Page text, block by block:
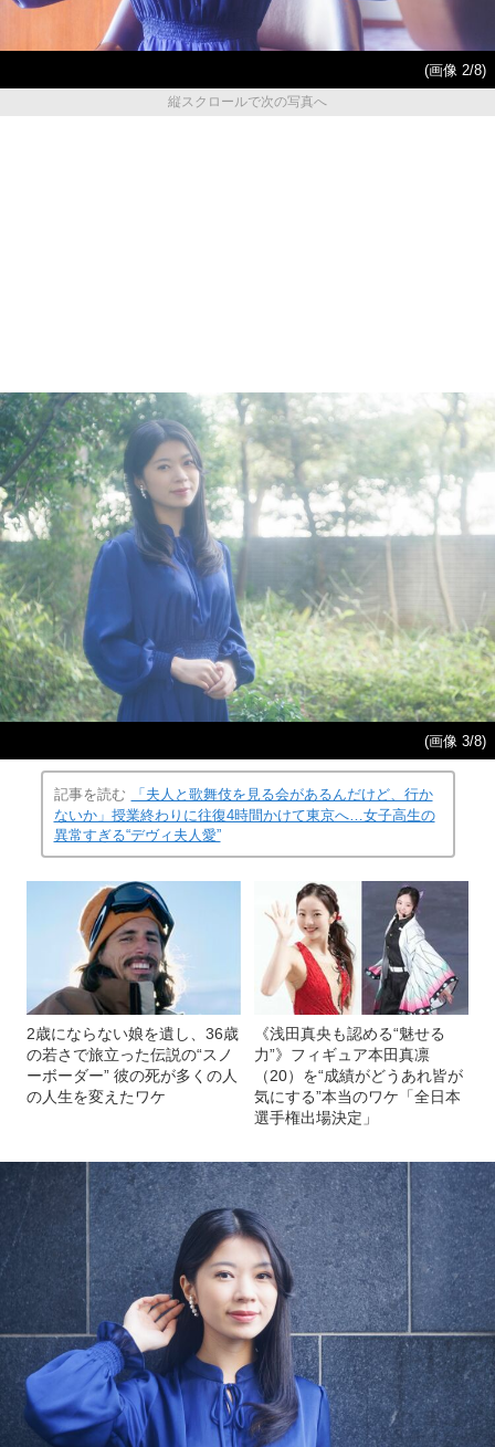
(画像 2/8)
縦スクロールで次の写真へ
(画像 3/8)
記事を読む
「夫人と歌舞伎を見る会があるんだけど、行か
ないか」授業終わりに往復4時間かけて東京へ…女子高生の
異常すぎる“デヴィ夫人愛”
2歳にならない娘を遺し、36歳
の若さで旅立った伝説の“スノ
ーボーダー” 彼の死が多くの人
の人生を変えたワケ
《浅田真央も認める“魅せる
力”》フィギュア本田真凛
（20）を“成績がどうあれ皆が
気にする”本当のワケ「全日本
選手権出場決定」